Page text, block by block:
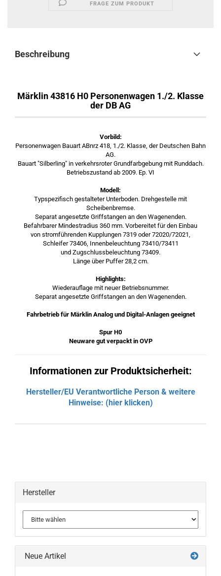
FRAGE ZUM PRODUKT
Beschreibung
Märklin 43816 H0 Personenwagen 1./2. Klasse
der DB AG
Vorbild:
Personenwagen Bauart ABnrz 418, 1./2. Klasse, der Deutschen Bahn
AG.
Bauart "Silberling" in verkehrsroter Grundfarbgebung mit Runddach.
Betriebszustand ab 2009. Ep. VI
Modell:
Typspezifisch gestalteter Unterboden. Drehgestelle mit
Scheibenbremse.
Separat angesetzte Griffstangen an den Wagenenden.
Befahrbarer Mindestradius 360 mm. Vorbereitet für den Einbau
von stromführenden Kupplungen 7319 oder 72020/72021,
Schleifer 73406, Innenbeleuchtung 73410/73411
und Zugschlussbeleuchtung 73409.
Länge über Puffer 28,2 cm.
Highlights:
Wiederauflage mit neuer Betriebsnummer.
Separat angesetzte Griffstangen an den Wagenenden.
Fahrbetrieb für Märklin Analog und Digital-Anlagen geeignet
Spur H0
Neuware gut verpackt in OVP
Informationen zur Produktsicherheit:
Hersteller/EU Verantwortliche Person & weitere
Hinweise: (hier klicken)
Hersteller
Neue Artikel